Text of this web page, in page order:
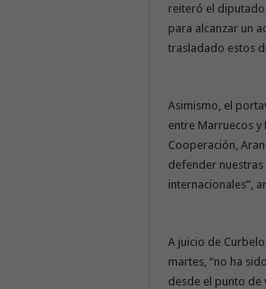
reiteró el
para alcanzar un
trasladado estos
Asimismo, el
entre Marruecos y
Cooperación,
defender nuestras
internacionales”,
A juicio de
martes, “no ha
desde el punto de